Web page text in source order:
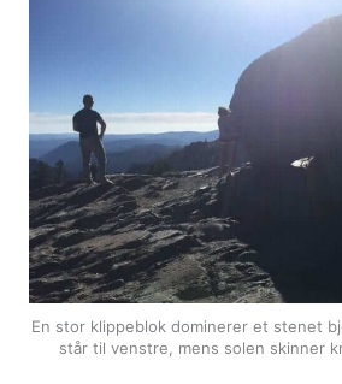
En stor klippeblok dominerer et stenet
står til venstre, mens solen skinner